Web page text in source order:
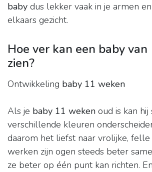
baby dus lekker vaak in je armen
elkaars gezicht.
Hoe ver kan een baby
zien?
Ontwikkeling baby 11 weken
Als je baby 11 weken oud is kan
verschillende kleuren
daarom het liefst naar vrolijke,
werken zijn ogen steeds beter
ze beter op één punt kan richten.